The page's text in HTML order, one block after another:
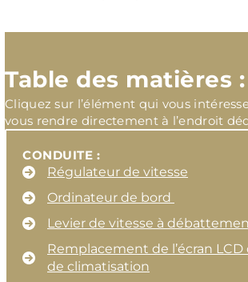
Table des matières :
Cliquez sur l’élément qui vous
vous rendre directement à l’endroit
CONDUITE :
Régulateur de vitesse
Ordinateur de bord
Levier de vitesse à
Remplacement de l’écran
de climatisation